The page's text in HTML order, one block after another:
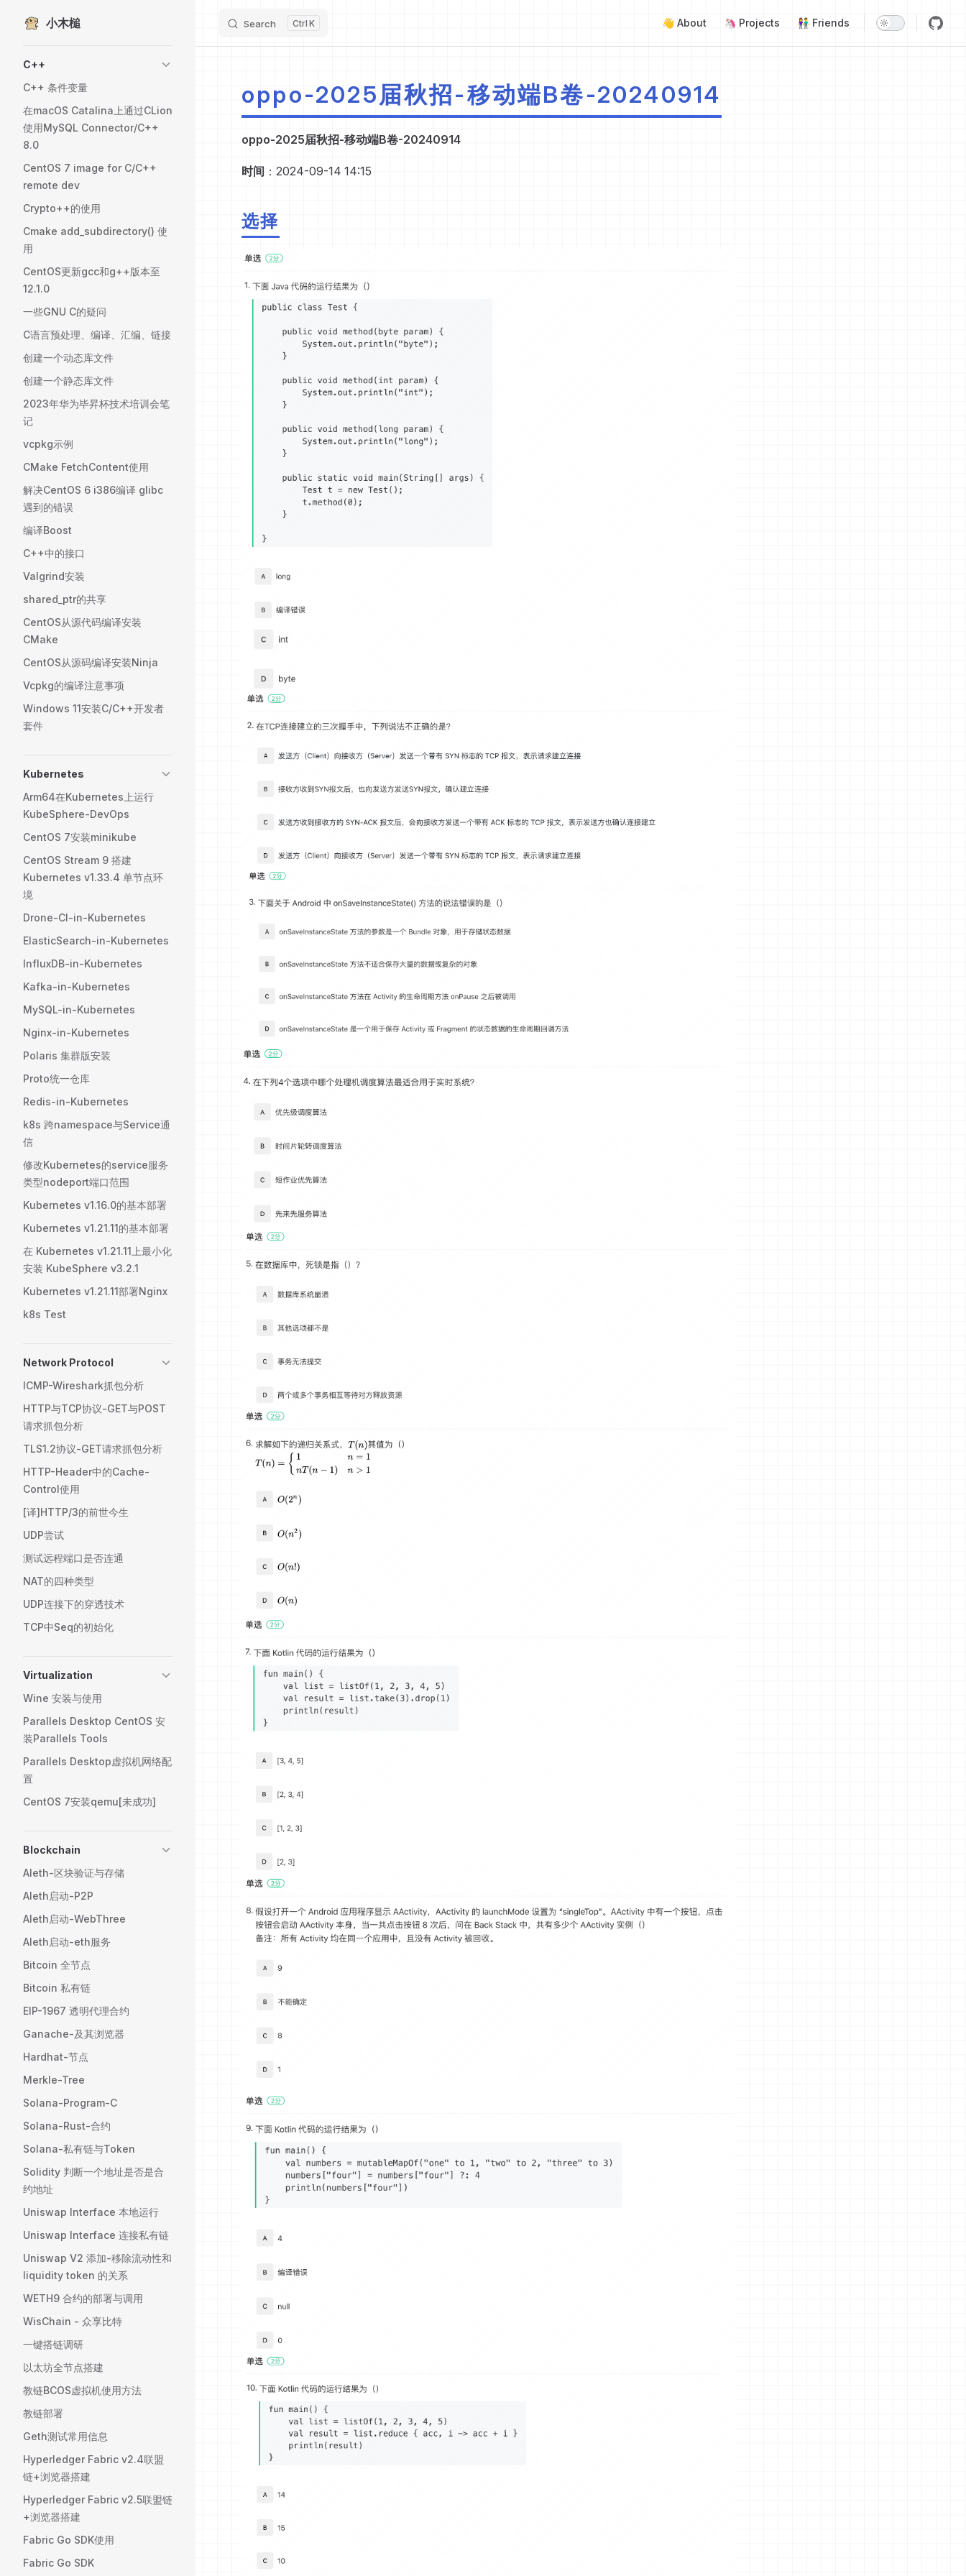
Skip to content
小木槌 Search K 👋 About 🦄 Projects 👫 Friends
C++
C++ 条件变量
在macOS Catalina上通过CLion
使用MySQL Connector/C++
8.0
CentOS 7 image for C/C++
remote dev
Crypto++的使用
Cmake add_subdirectory() 使
用
CentOS更新gcc和g++版本至
12.1.0
一些GNU C的疑问
C语言预处理、编译、汇编、链接
创建一个动态库文件
创建一个静态库文件
2023年华为毕昇杯技术培训会笔
记
vcpkg示例
CMake FetchContent使用
解决CentOS 6 i386编译 glibc
遇到的错误
编译Boost
C++中的接口
Valgrind安装
shared_ptr的共享
CentOS从源代码编译安装
CMake
CentOS从源码编译安装Ninja
Vcpkg的编译注意事项
Windows 11安装C/C++开发者
套件
Kubernetes
Arm64在Kubernetes上运行
KubeSphere-DevOps
CentOS 7安装minikube
CentOS Stream 9 搭建
Kubernetes v1.33.4 单节点环
境
Drone-CI-in-Kubernetes
ElasticSearch-in-Kubernetes
InfluxDB-in-Kubernetes
Kafka-in-Kubernetes
MySQL-in-Kubernetes
Nginx-in-Kubernetes
Polaris 集群版安装
Proto统一仓库
Redis-in-Kubernetes
k8s 跨namespace与Service通
信
修改Kubernetes的service服务
类型nodeport端口范围
Kubernetes v1.16.0的基本部署
Kubernetes v1.21.11的基本部署
在 Kubernetes v1.21.11上最小化
安装 KubeSphere v3.2.1
Kubernetes v1.21.11部署Nginx
k8s Test
Network Protocol
ICMP-Wireshark抓包分析
HTTP与TCP协议-GET与POST
请求抓包分析
TLS1.2协议-GET请求抓包分析
HTTP-Header中的Cache-
Control使用
[译]HTTP/3的前世今生
UDP尝试
测试远程端口是否连通
NAT的四种类型
UDP连接下的穿透技术
TCP中Seq的初始化
Virtualization
Wine 安装与使用
Parallels Desktop CentOS 安
装Parallels Tools
Parallels Desktop虚拟机网络配
置
CentOS 7安装qemu[未成功]
Blockchain
Aleth-区块验证与存储
Aleth启动-P2P
Aleth启动-WebThree
Aleth启动-eth服务
Bitcoin 全节点
Bitcoin 私有链
EIP-1967 透明代理合约
Ganache-及其浏览器
Hardhat-节点
Merkle-Tree
Solana-Program-C
Solana-Rust-合约
Solana-私有链与Token
Solidity 判断一个地址是否是合
约地址
Uniswap Interface 本地运行
Uniswap Interface 连接私有链
Uniswap V2 添加-移除流动性和
liquidity token 的关系
WETH9 合约的部署与调用
WisChain - 众享比特
一键搭链调研
以太坊全节点搭建
教链BCOS虚拟机使用方法
教链部署
Geth测试常用信息
Hyperledger Fabric v2.4联盟
链+浏览器搭建
Hyperledger Fabric v2.5联盟链
+浏览器搭建
Fabric Go SDK使用
Fabric Go SDK
oppo-2025届秋招-移动端B卷-20240914
oppo-2025届秋招-移动端B卷-20240914
时间 ：2024-09-14 14:15
选择